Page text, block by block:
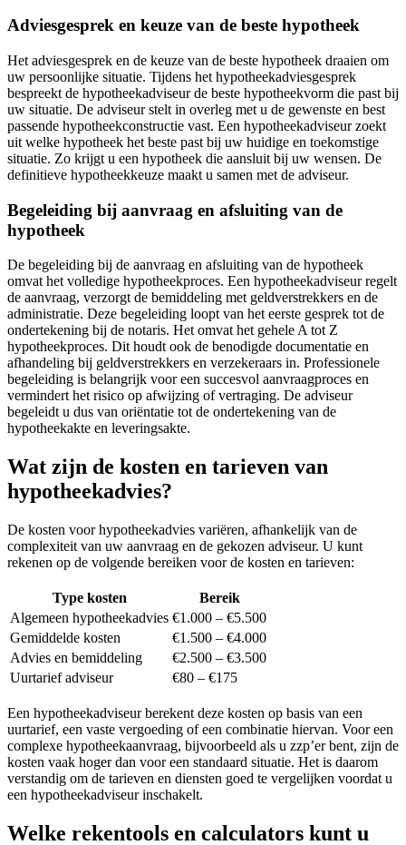
Adviesgesprek en keuze van de beste hypotheek
Het adviesgesprek en de keuze van de beste hypotheek draaien om
uw persoonlijke situatie. Tijdens het hypotheekadviesgesprek
bespreekt de hypotheekadviseur de beste hypotheekvorm die past bij
uw situatie. De adviseur stelt in overleg met u de gewenste en best
passende hypotheekconstructie vast. Een hypotheekadviseur zoekt
uit welke hypotheek het beste past bij uw huidige en toekomstige
situatie. Zo krijgt u een hypotheek die aansluit bij uw wensen. De
definitieve hypotheekkeuze maakt u samen met de adviseur.
Begeleiding bij aanvraag en afsluiting van de
hypotheek
De begeleiding bij de aanvraag en afsluiting van de hypotheek
omvat het volledige hypotheekproces. Een hypotheekadviseur regelt
de aanvraag, verzorgt de bemiddeling met geldverstrekkers en de
administratie. Deze begeleiding loopt van het eerste gesprek tot de
ondertekening bij de notaris. Het omvat het gehele A tot Z
hypotheekproces. Dit houdt ook de benodigde documentatie en
afhandeling bij geldverstrekkers en verzekeraars in. Professionele
begeleiding is belangrijk voor een succesvol aanvraagproces en
vermindert het risico op afwijzing of vertraging. De adviseur
begeleidt u dus van oriëntatie tot de ondertekening van de
hypotheekakte en leveringsakte.
Wat zijn de kosten en tarieven van
hypotheekadvies?
De kosten voor hypotheekadvies variëren, afhankelijk van de
complexiteit van uw aanvraag en de gekozen adviseur. U kunt
rekenen op de volgende bereiken voor de kosten en tarieven:
Type kosten
Bereik
Algemeen hypotheekadvies €1.000 – €5.500
Gemiddelde kosten
€1.500 – €4.000
Advies en bemiddeling
€2.500 – €3.500
Uurtarief adviseur
€80 – €175
Een hypotheekadviseur berekent deze kosten op basis van een
uurtarief, een vaste vergoeding of een combinatie hiervan. Voor een
complexe hypotheekaanvraag, bijvoorbeeld als u zzp’er bent, zijn de
kosten vaak hoger dan voor een standaard situatie. Het is daarom
verstandig om de tarieven en diensten goed te vergelijken voordat u
een hypotheekadviseur inschakelt.
Welke rekentools en calculators kunt u